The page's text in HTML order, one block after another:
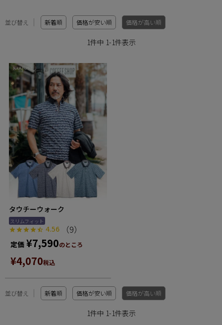
並び替え 新着順 価格が安い順 価格が高い順
1件中 1-1件表示
タウチーウォーク
スリムフィット
4.56 （9）
定価 ¥7,590のところ
¥4,070税込
並び替え 新着順 価格が安い順 価格が高い順
1件中 1-1件表示